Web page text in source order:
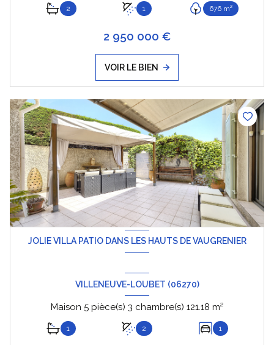
2 1 676 m²
2 950 000 €
VOIR LE BIEN
JOLIE VILLA PATIO DANS LES HAUTS DE VAUGRENIER
VILLENEUVE-LOUBET (06270)
Maison 5 pièce(s) 3 chambre(s) 121.18 m²
1 2 1